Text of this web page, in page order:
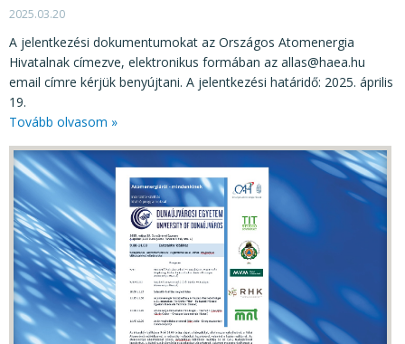
2025.03.20
A jelentkezési dokumentumokat az Országos Atomenergia
Hivatalnak címezve, elektronikus formában az allas@haea.hu
email címre kérjük benyújtani. A jelentkezési határidő: 2025. április
19.
Tovább olvasom »